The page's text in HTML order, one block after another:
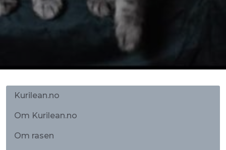
Kurilean.no
Om Kurilean.no
Om rasen